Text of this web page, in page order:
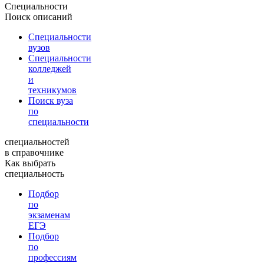
Специальности
Поиск описаний
Специальности
вузов
Специальности
колледжей
и
техникумов
Поиск вуза
по
специальности
специальностей
в справочнике
Как выбрать
специальность
Подбор
по
экзаменам
ЕГЭ
Подбор
по
профессиям